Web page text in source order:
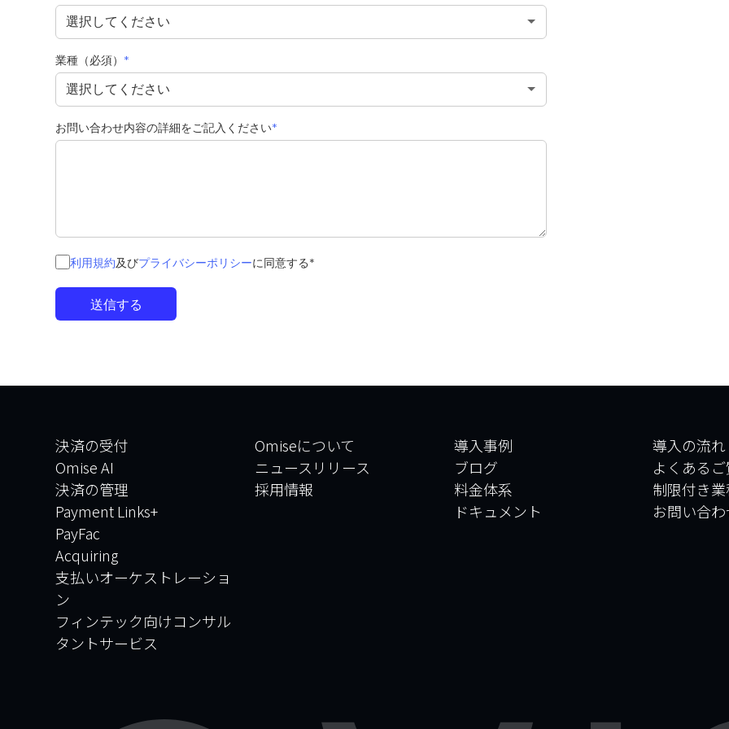
業種（必須） *
お問い合わせ内容の詳細をご記入ください*
利用規約及びプライバシーポリシーに同意する*
送信する
決済の受付
Omise AI
決済の管理
Payment Links+
PayFac
Acquiring
支払いオーケストレーショ
ン
フィンテック向けコンサル
タントサービス
Omiseについて
ニュースリリース
採用情報
導入事例
ブログ
料金体系
ドキュメント
導入の流れ
よくある
制限付き
お問い合